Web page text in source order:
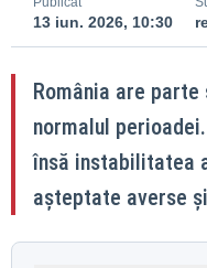
13 iun. 2026, 10:30
România are
normalul
însă instabilitatea
așteptate averse